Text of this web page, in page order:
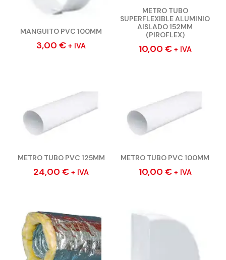
MANGUITO PVC 100MM
3,00 € + IVA
METRO TUBO
SUPERFLEXIBLE ALUMINIO
AISLADO 152MM
(PIROFLEX)
10,00 € + IVA
METRO TUBO PVC 125MM
24,00 € + IVA
METRO TUBO PVC 100MM
10,00 € + IVA